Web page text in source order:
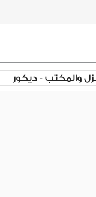
والمكتب - ديكور